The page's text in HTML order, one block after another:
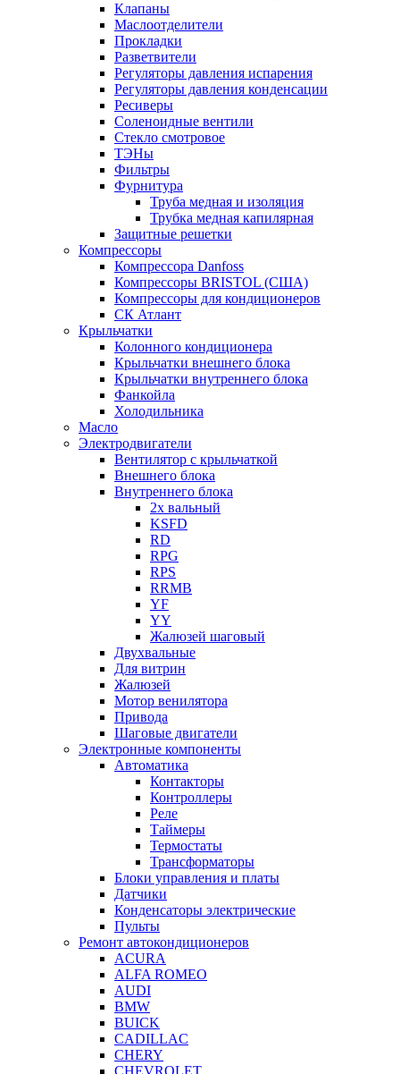
Клапаны
Маслоотделители
Прокладки
Разветвители
Регуляторы давления испарения
Регуляторы давления конденсации
Ресиверы
Соленоидные вентили
Стекло смотровое
ТЭНы
Фильтры
Фурнитура
Труба медная и изоляция
Трубка медная капилярная
Защитные решетки
Компрессоры
Компрессора Danfoss
Компрессоры BRISTOL (США)
Компрессоры для кондиционеров
СК Атлант
Крыльчатки
Колонного кондиционера
Крыльчатки внешнего блока
Крыльчатки внутреннего блока
Фанкойла
Холодильника
Масло
Электродвигатели
Вентилятор с крыльчаткой
Внешнего блока
Внутреннего блока
2х вальный
KSFD
RD
RPG
RPS
RRMB
YF
YY
Жалюзей шаговый
Двухвальные
Для витрин
Жалюзей
Мотор венилятора
Привода
Шаговые двигатели
Электронные компоненты
Автоматика
Контакторы
Контроллеры
Реле
Таймеры
Термостаты
Трансформаторы
Блоки управления и платы
Датчики
Конденсаторы электрические
Пульты
Ремонт автокондиционеров
ACURA
ALFA ROMEO
AUDI
BMW
BUICK
CADILLAC
CHERY
CHEVROLET